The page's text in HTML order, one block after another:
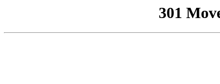
301